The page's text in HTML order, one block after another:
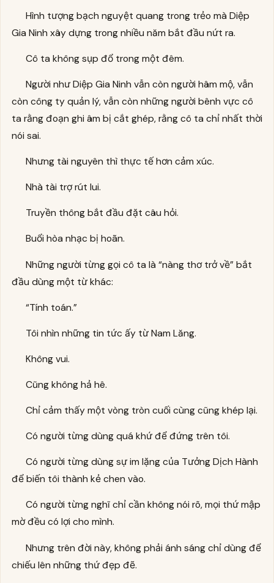
Hình tượng bạch nguyệt quang trong trẻo mà Diệp
Gia Ninh xây dựng trong nhiều năm bắt đầu nứt ra.
Cô ta không sụp đổ trong một đêm.
Người như Diệp Gia Ninh vẫn còn người hâm mộ, vẫn
còn công ty quản lý, vẫn còn những người bênh vực cô
ta rằng đoạn ghi âm bị cắt ghép, rằng cô ta chỉ nhất thời
nói sai.
Nhưng tài nguyên thì thực tế hơn cảm xúc.
Nhà tài trợ rút lui.
Truyền thông bắt đầu đặt câu hỏi.
Buổi hòa nhạc bị hoãn.
Những người từng gọi cô ta là “nàng thơ trở về” bắt
đầu dùng một từ khác:
“Tính toán.”
Tôi nhìn những tin tức ấy từ Nam Lăng.
Không vui.
Cũng không hả hê.
Chỉ cảm thấy một vòng tròn cuối cùng cũng khép lại.
Có người từng dùng quá khứ để đứng trên tôi.
Có người từng dùng sự im lặng của Tưởng Dịch Hành
để biến tôi thành kẻ chen vào.
Có người từng nghĩ chỉ cần không nói rõ, mọi thứ mập
mờ đều có lợi cho mình.
Nhưng trên đời này, không phải ánh sáng chỉ dùng để
chiếu lên những thứ đẹp đẽ.